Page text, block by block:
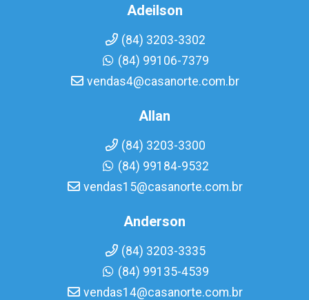
Adeilson
(84) 3203-3302
(84) 99106-7379
vendas4@casanorte.com.br
Allan
(84) 3203-3300
(84) 99184-9532
vendas15@casanorte.com.br
Anderson
(84) 3203-3335
(84) 99135-4539
vendas14@casanorte.com.br